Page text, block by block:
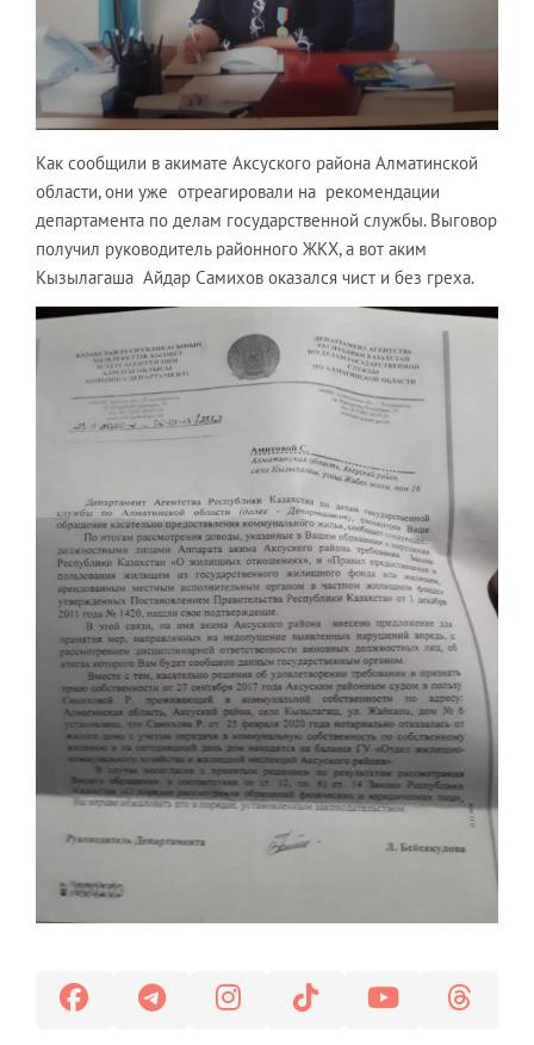
Как сообщили в акимате Аксуского района Алматинской
области, они уже отреагировали на рекомендации
департамента по делам государственной службы. Выговор
получил руководитель районного ЖКХ, а вот аким
Кызылагаша Айдар Самихов оказался чист и без греха.